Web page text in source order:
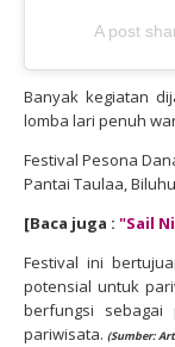
A post
Banyak kegiatan
lomba lari penuh
Festival Pesona
Pantai Taulaa,
[Baca juga : "Sail
Festival ini
potensial untuk
berfungsi
pariwisata. (Sumber: